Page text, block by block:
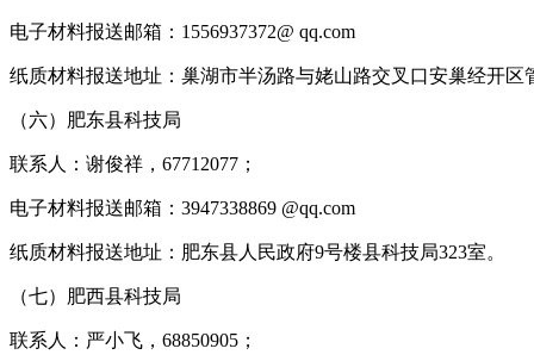
电子材料报送邮箱：1556937372@ qq.com
纸质材料报送地址：巢湖市半汤路与姥山路交叉口安巢经开区
（六）肥东县科技局
联系人：谢俊祥，67712077；
电子材料报送邮箱：3947338869 @qq.com
纸质材料报送地址：肥东县人民政府9号楼县科技局323室。
（七）肥西县科技局
联系人：严小飞，68850905；